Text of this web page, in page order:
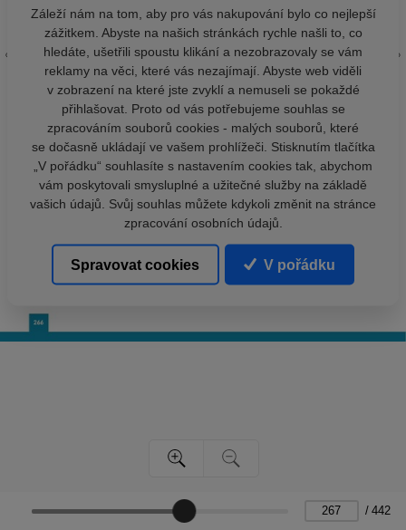
/ 442
Záleží nám na tom, aby pro vás nakupování bylo co nejlepší
zážitkem. Abyste na našich stránkách rychle našli to, co
hledáte, ušetřili spoustu klikání a nezobrazovaly se vám
reklamy na věci, které vás nezajímají. Abyste web viděli
v zobrazení na které jste zvyklí a nemuseli se pokaždé
přihlašovat. Proto od vás potřebujeme souhlas se
zpracováním souborů cookies - malých souborů, které
se dočasně ukládají ve vašem prohlížeči. Stisknutím tlačítka
„V pořádku“ souhlasíte s nastavením cookies tak, abychom
vám poskytovali smysluplné a užitečné služby na základě
vašich údajů. Svůj souhlas můžete kdykoli změnit na stránce
zpracování osobních údajů.
Spravovat cookies V pořádku